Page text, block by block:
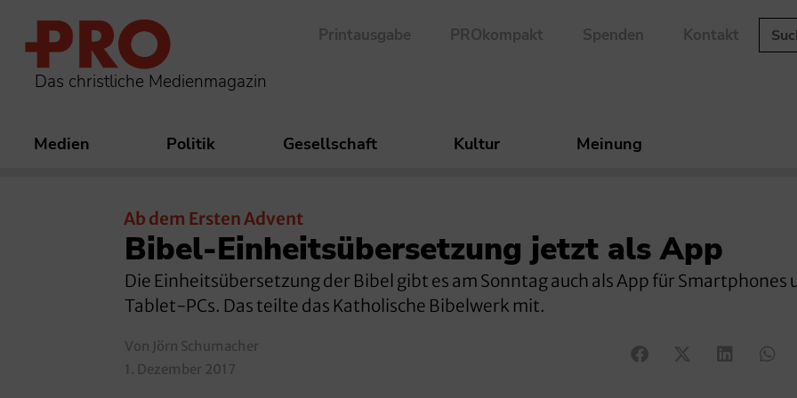
Das christliche Medienmagazin
Printausgabe PROkompakt Spenden Kontakt
Medien Politik Gesellschaft Kultur Meinung
Ab dem Ersten Advent
Bibel-Einheitsübersetzung jetzt als App
Die Einheitsübersetzung der Bibel gibt es am Sonntag auch als App für Smartphones
Tablet-PCs. Das teilte das Katholische Bibelwerk mit.
Von Jörn Schumacher
1. Dezember 2017